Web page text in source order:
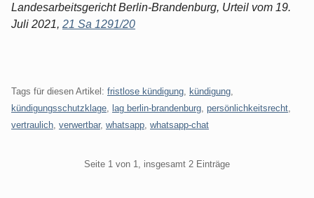
Landesarbeitsgericht Berlin-Brandenburg, Urteil vom 19.
Juli 2021, 21 Sa 1291/20
Tags für diesen Artikel: fristlose kündigung kündigung
kündigungsschutzklage
lag berlin-brandenburg persönlichkeitsrecht
vertraulich verwertbar, whatsapp whatsapp-chat
Seite 1 von 1, insgesamt 2 Einträge